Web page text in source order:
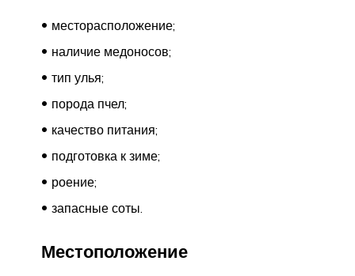
месторасположение;
наличие медоносов;
тип улья;
порода пчел;
качество питания;
подготовка к зиме;
роение;
запасные соты.
Местоположение